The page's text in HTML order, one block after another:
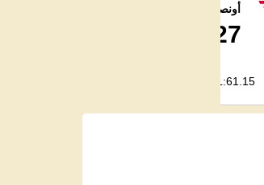
أونصة الفضة
62.27
H:62.42 | L:61.15